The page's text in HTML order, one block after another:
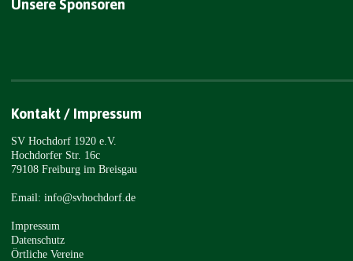
Unsere Sponsoren
Kontakt / Impressum
SV Hochdorf 1920 e.V.
Hochdorfer Str. 16c
79108 Freiburg im Breisgau
Email: info@svhochdorf.de
Impressum
Datenschutz
Örtliche Vereine